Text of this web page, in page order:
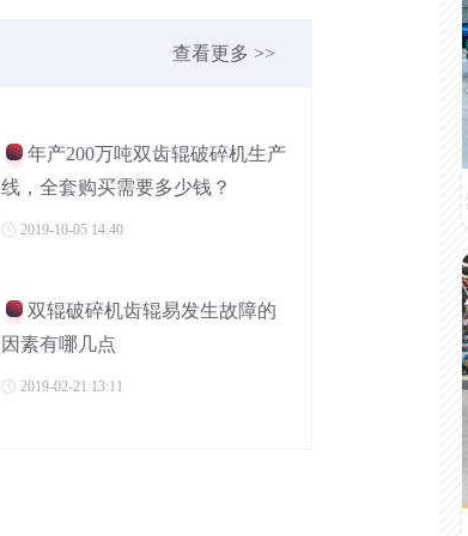
查看更多 >>
年产200万吨双齿辊破碎机生产
线，全套购买需要多少钱？
2019-10-05 14:40
双辊破碎机齿辊易发生故障的
因素有哪几点
2019-02-21 13:11